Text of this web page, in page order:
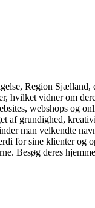
Region
hvilket vidner om
webshops og
af grundighed,
man velkendte
for sine klienter og
Besøg deres